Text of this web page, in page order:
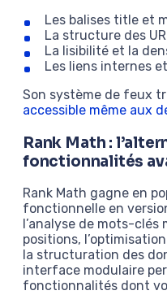
Les balises title et
La structure des
La lisibilité et la
Les liens internes
Son système de feux
accessible même aux
Rank Math :
fonctionnalités
Rank Math gagne en
fonctionnelle en
l’analyse de mots-
positions,
la structuration des
interface modulaire
fonctionnalités dont